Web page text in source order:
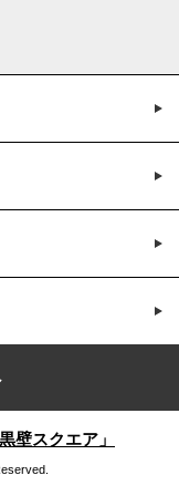
壁スクエア」